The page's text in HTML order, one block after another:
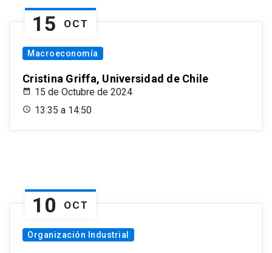
15 OCT
Macroeconomía
Cristina Griffa, Universidad de Chile
15 de Octubre de 2024
13:35 a 14:50
10 OCT
Organización Industrial